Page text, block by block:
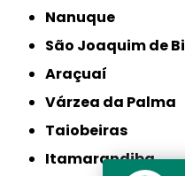
Nanuque
São Joaquim de
Araçuaí
Várzea da Palma
Taiobeiras
Itamarandiba